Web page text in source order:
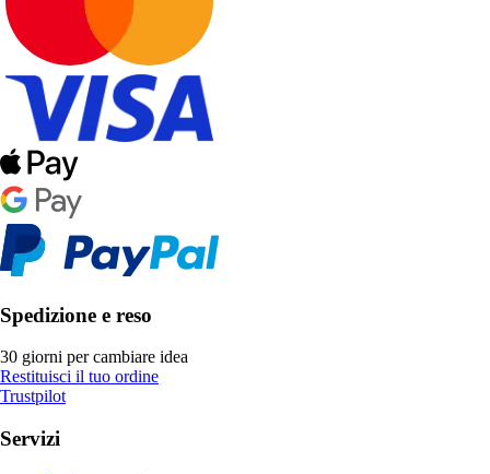
Spedizione e reso
30 giorni per cambiare idea
Restituisci il tuo ordine
Trustpilot
Servizi